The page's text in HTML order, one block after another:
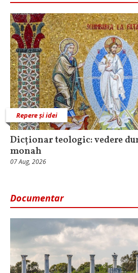
Repere și idei
Dicționar teologic: vedere
monah
07 Aug, 2026
Documentar